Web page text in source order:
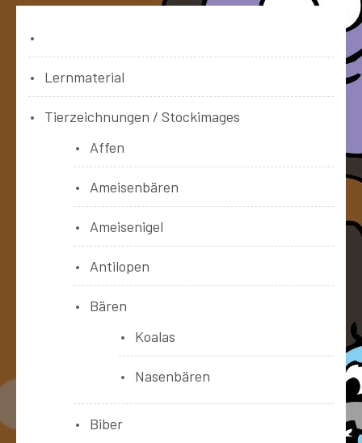
Lernmaterial
Tierzeichnungen / Stockimages
Affen
Ameisenbären
Ameisenigel
Antilopen
Bären
Koalas
Nasenbären
Biber